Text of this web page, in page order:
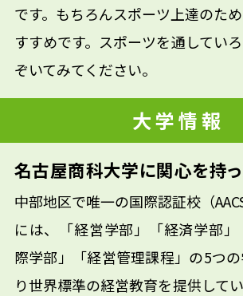
です。もちろんスポーツ上達のた
すすめです。スポーツを通してい
ぞいてみてください。
大学情報
名古屋商科大学に関心を持
中部地区で唯一の国際認証校（
には、「経営学部」「経済学部
際学部」「経営管理課程」の5つ
り世界標準の経営教育を提供して